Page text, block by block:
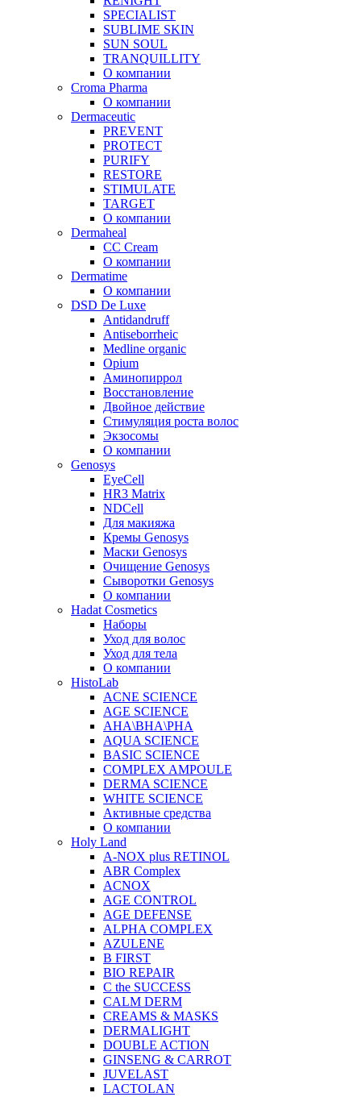
SPECIALIST
SUBLIME SKIN
SUN SOUL
TRANQUILLITY
О компании
Croma Pharma
О компании
Dermaceutic
PREVENT
PROTECT
PURIFY
RESTORE
STIMULATE
TARGET
О компании
Dermaheal
CC Cream
О компании
Dermatime
О компании
DSD De Luxe
Antidandruff
Antiseborrheic
Medline organic
Opium
Аминопиррол
Восстановление
Двойное действие
Стимуляция роста волос
Экзосомы
О компании
Genosys
EyeCell
HR3 Matrix
NDCell
Для макияжа
Кремы Genosys
Маски Genosys
Очищение Genosys
Сыворотки Genosys
О компании
Hadat Cosmetics
Наборы
Уход для волос
Уход для тела
О компании
HistoLab
ACNE SCIENCE
AGE SCIENCE
AHA\BHA\PHA
AQUA SCIENCE
BASIC SCIENCE
COMPLEX AMPOULE
DERMA SCIENCE
WHITE SCIENCE
Активные средства
О компании
Holy Land
A-NOX plus RETINOL
ABR Complex
ACNOX
AGE CONTROL
AGE DEFENSE
ALPHA COMPLEX
AZULENE
B FIRST
BIO REPAIR
C the SUCCESS
CALM DERM
CREAMS & MASKS
DERMALIGHT
DOUBLE ACTION
GINSENG & CARROT
JUVELAST
LACTOLAN